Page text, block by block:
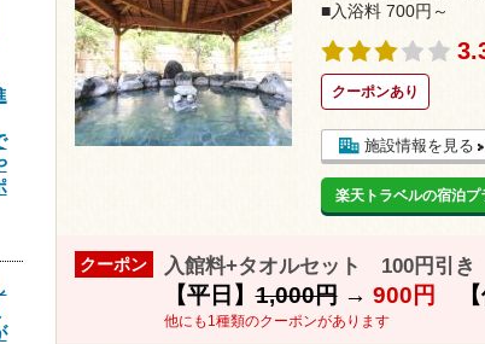
■入浴料 700円～
クーポンあり
施設情報を見る
楽天トラベルの宿泊プ
クーポン 入館料+タオルセット 100円引き
【平日】1,000円→ 900円 【
他にも1種類のクーポンがあります